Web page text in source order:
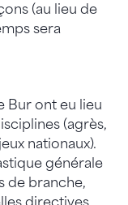
(au lieu de
sera
Bur ont eu lieu
(agrès,
nationaux).
générale
de branche,